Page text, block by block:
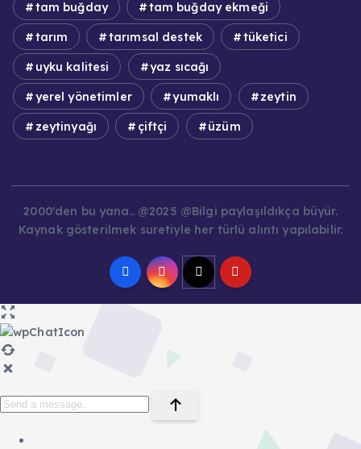
tam buğday tam buğday ekmeği
tarım tarımsal destek tüketici
uyku kalitesi yaz sıcağı
yerel yönetimler yumaklı zeytin
zeytinyağı çiftçi üzüm
2000'den bu yana.. @2025 @Bilgi paylaşıldıkça büyür.
Kaynak gösterilmek suretiyle her türlü alıntı yapılabilir.